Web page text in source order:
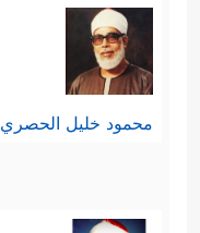
محمود خليل الحصري